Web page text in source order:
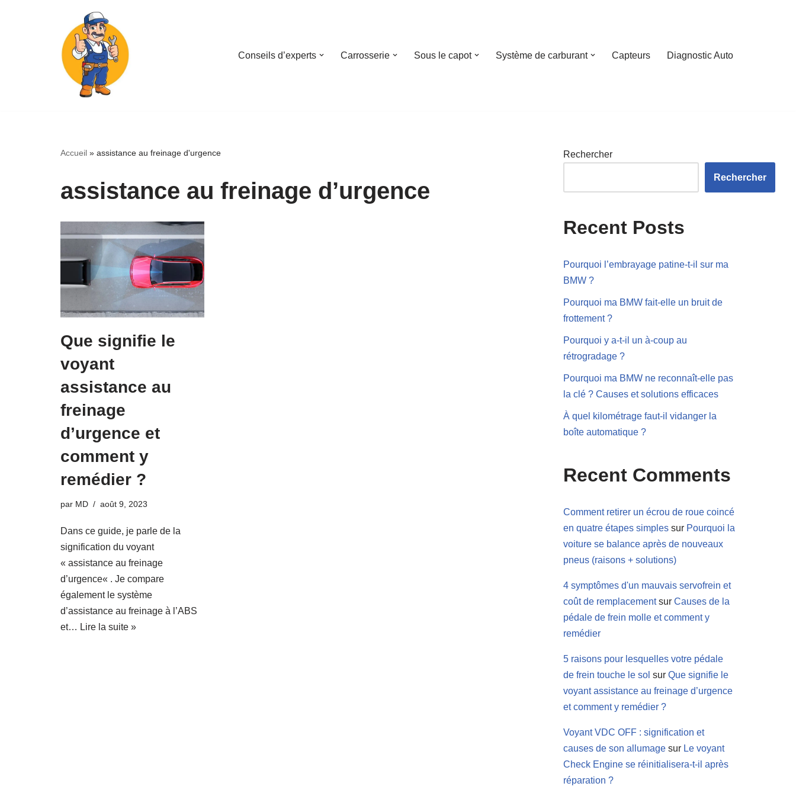
Conseils d’experts Carrosserie Sous le capot Système de carburant Capteurs Diagnostic Auto
Accueil » assistance au freinage d'urgence
assistance au freinage d’urgence
Que signifie le
voyant
assistance au
freinage
d’urgence et
comment y
remédier ?
par MD août 9, 2023
Dans ce guide, je parle de la
signification du voyant
« assistance au freinage
d’urgence« . Je compare
également le système
d’assistance au freinage à l’ABS
et… Lire la suite »
Rechercher
Rechercher
Recent Posts
Pourquoi l’embrayage patine-t-il sur ma
BMW ?
Pourquoi ma BMW fait-elle un bruit de
frottement ?
Pourquoi y a-t-il un à-coup au
rétrogradage ?
Pourquoi ma BMW ne reconnaît-elle pas
la clé ? Causes et solutions efficaces
À quel kilométrage faut-il vidanger la
boîte automatique ?
Recent Comments
Comment retirer un écrou de roue coincé
en quatre étapes simples sur Pourquoi la
voiture se balance après de nouveaux
pneus (raisons + solutions)
4 symptômes d'un mauvais servofrein et
coût de remplacementsur Causes de la
pédale de frein molle et comment y
remédier
5 raisons pour lesquelles votre pédale
de frein touche le sol sur Que signifie le
voyant assistance au freinage d’urgence
et comment y remédier ?
Voyant VDC OFF : signification et
causes de son allumage sur Le voyant
Check Engine se réinitialisera-t-il après
réparation ?